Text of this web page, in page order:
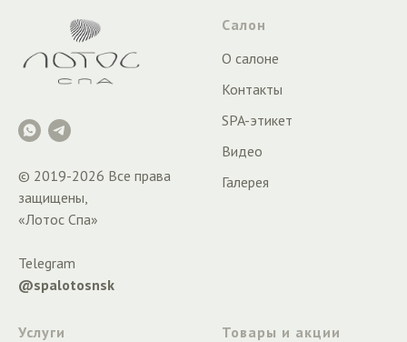
© 2019-2026 Все права
защищены,
«Лотос Спа»
Telegram
@spalotosnsk
Салон
О салоне
Контакты
SPA-этикет
Видео
Галерея
Услуги
Товары и акции